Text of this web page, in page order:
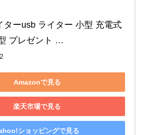
ターusb ライター 小型 充電式
プレゼント …
Amazonで見る
楽天市場で見る
ショッピングで見る